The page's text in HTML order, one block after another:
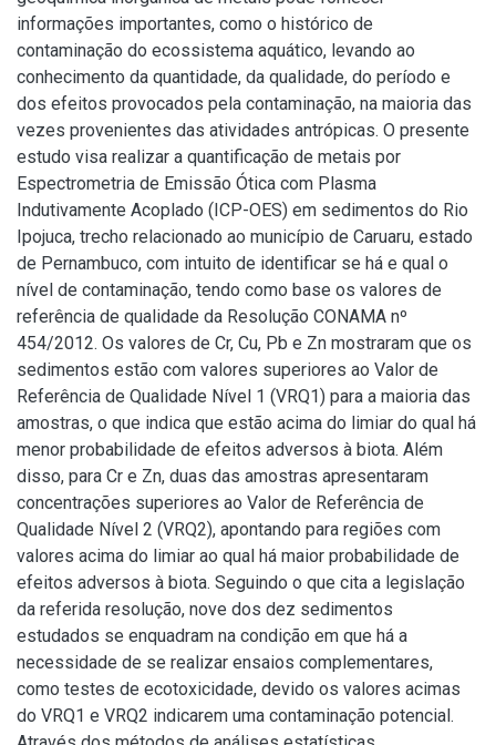
informações importantes, como o histórico de
contaminação do ecossistema aquático, levando ao
conhecimento da quantidade, da qualidade, do período e
dos efeitos provocados pela contaminação, na maioria das
vezes provenientes das atividades antrópicas. O presente
estudo visa realizar a quantificação de metais por
Espectrometria de Emissão Ótica com Plasma
Indutivamente Acoplado (ICP-OES) em sedimentos do Rio
Ipojuca, trecho relacionado ao município de Caruaru, estado
de Pernambuco, com intuito de identificar se há e qual o
nível de contaminação, tendo como base os valores de
referência de qualidade da Resolução CONAMA nº
454/2012. Os valores de Cr, Cu, Pb e Zn mostraram que os
sedimentos estão com valores superiores ao Valor de
Referência de Qualidade Nível 1 (VRQ1) para a maioria das
amostras, o que indica que estão acima do limiar do qual há
menor probabilidade de efeitos adversos à biota. Além
disso, para Cr e Zn, duas das amostras apresentaram
concentrações superiores ao Valor de Referência de
Qualidade Nível 2 (VRQ2), apontando para regiões com
valores acima do limiar ao qual há maior probabilidade de
efeitos adversos à biota. Seguindo o que cita a legislação
da referida resolução, nove dos dez sedimentos
estudados se enquadram na condição em que há a
necessidade de se realizar ensaios complementares,
como testes de ecotoxicidade, devido os valores acimas
do VRQ1 e VRQ2 indicarem uma contaminação potencial.